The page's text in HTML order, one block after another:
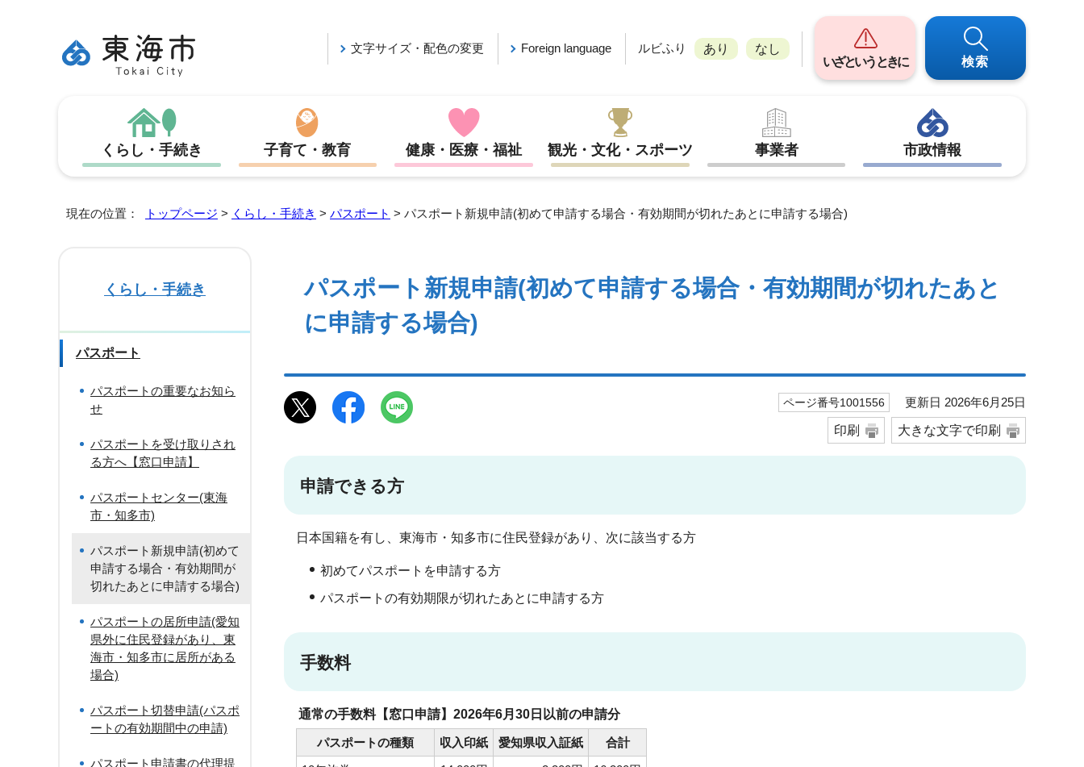
文字サイズ・配色の変更 Foreign language ルビふり あり
なし
いざというときに
検索
くらし・手続き 子育て・教育 健康・医療・福祉 観光・文化・スポーツ 事業者 市政情報
現在の位置： トップページ > くらし・手続き > パスポート > パスポート新規申請(初めて申請する場合・有効期間が切れたあとに申請する場合)
パスポート新規申請(初めて申請する場合・有効期間が切れたあと
に申請する場合)
ページ番号1001556 更新日 2026年6月25日
印刷 大きな文字で印刷
申請できる方
日本国籍を有し、東海市・知多市に住民登録があり、次に該当する方
初めてパスポートを申請する方
パスポートの有効期限が切れたあとに申請する方
手数料
通常の手数料【窓口申請】2026年6月30日以前の申請分
パスポートの種類 収入印紙 愛知県収入証紙
合計
くらし・手続き
パスポート
パスポートの重要なお知ら
せ
パスポートを受け取りされ
る方へ【窓口申請】
パスポートセンター(東海
市・知多市)
パスポート新規申請(初めて
申請する場合・有効期間が
切れたあとに申請する場合)
パスポートの居所申請(愛知
県外に住民登録があり、東
海市・知多市に居所がある
場合)
パスポート切替申請(パスポ
ートの有効期間中の申請)
パスポート申請書の代理提